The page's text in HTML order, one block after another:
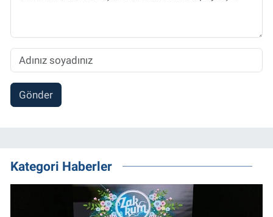
Gönder
Kategori Haberler